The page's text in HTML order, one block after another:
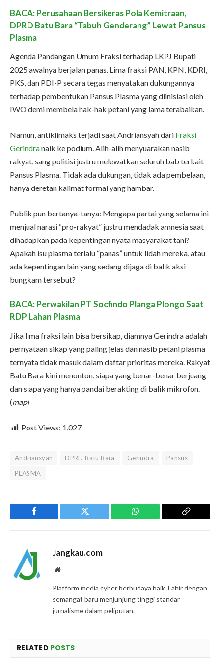
BACA: Perusahaan Bersikeras Pola Kemitraan,
DPRD Batu Bara “Tabuh Genderang” Lewat Pansus
Plasma
Agenda Pandangan Umum Fraksi terhadap LKPJ Bupati
2025 awalnya berjalan panas. Lima fraksi PAN, KPN, KDRI,
PKS, dan PDI-P secara tegas menyatakan dukungannya
terhadap pembentukan Pansus Plasma yang diinisiasi oleh
IWO demi membela hak-hak petani yang lama terabaikan.
Namun, antiklimaks terjadi saat Andriansyah dari Fraksi
Gerindranaik ke podium. Alih-alih menyuarakan nasib
rakyat, sang politisi justru melewatkan seluruh bab terkait
Pansus Plasma. Tidak ada dukungan, tidak ada pembelaan,
hanya deretan kalimat formal yang hambar.
Publik pun bertanya-tanya: Mengapa partai yang selama ini
menjual narasi “pro-rakyat” justru mendadak amnesia saat
dihadapkan pada kepentingan nyata masyarakat tani?
Apakah isu plasma terlalu “panas” untuk lidah mereka, atau
ada kepentingan lain yang sedang dijaga di balik aksi
bungkam tersebut?
BACA: Perwakilan PT Socfindo Planga Plongo Saat
RDP Lahan Plasma
Jika lima fraksi lain bisa bersikap, diamnya Gerindra adalah
pernyataan sikap yang paling jelas dan nasib petani plasma
ternyata tidak masuk dalam daftar prioritas mereka. Rakyat
Batu Bara kini menonton, siapa yang benar-benar berjuang
dan siapa yang hanya pandai berakting di balik mikrofon.
(map)
Post Views: 1,027
Andriansyah DPRD Batu Bara Gerindra
Pansus
PLASMA
Facebook Twitter WhatsApp
Copy
Jangkau.com
Website
Platform media cyber berbudaya baik. Lahir dengan
semangat baru menjunjung tinggi standar
jurnalisme dalam peliputan.
RELATED POSTS